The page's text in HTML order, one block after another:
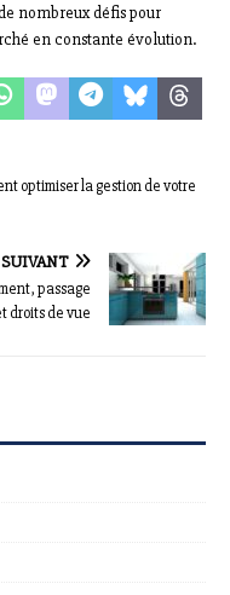
nombreux défis pour
en constante évolution.
optimiser la gestion de votre
SUIVANT
passage
droits de vue